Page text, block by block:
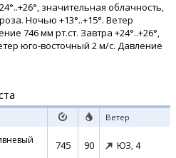
значительная облачность,
Ночью +13°..+15°. Ветер
746 мм рт.ст. Завтра +24°..+26°,
юго-восточный 2 м/с. Давление
Ветер
745 90 ЮЗ, 4